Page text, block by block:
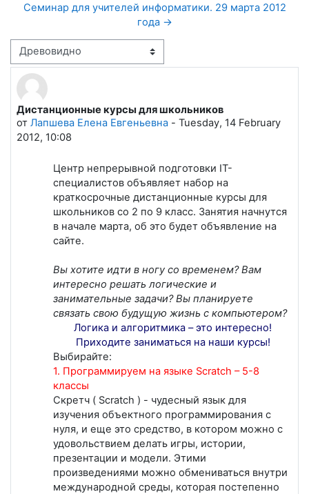
Семинар для учителей информатики. 29 марта 2012
года →
Режим отображения
Дистанционные курсы для школьников
от Лапшева Елена Евгеньевна - Tuesday, 14 February
2012, 10:08
Количество ответов: 0
Центр непрерывной подготовки IT-
специалистов объявляет набор на
краткосрочные дистанционные курсы для
школьников со 2 по 9 класс. Занятия начнутся
в начале марта, об это будет объявление на
сайте.
Вы хотите идти в ногу со временем? Вам
интересно решать логические и
занимательные задачи? Вы планируете
связать свою будущую жизнь с компьютером?
Логика и алгоритмика – это интересно!
Приходите заниматься на наши курсы!
Выбирайте:
1. Программируем на языке Scratch – 5-8
классы
Скретч ( Scratch ) - чудесный язык для
изучения объектного программирования с
нуля, и еще это средство, в котором можно с
удовольствием делать игры, истории,
презентации и модели. Этими
произведениями можно обмениваться внутри
международной среды, которая постепенно